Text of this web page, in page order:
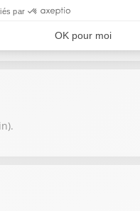
un détour en